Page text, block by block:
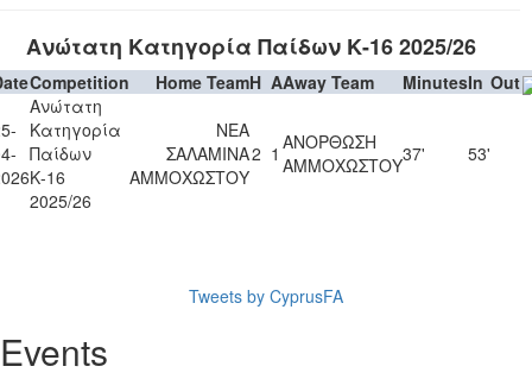
Ανώτατη Κατηγορία Παίδων Κ-16 2025/26
Competition Home TeamH AAway Team MinutesIn Out
Ανώτατη
Κατηγορία
Παίδων
Κ-16
2025/26
ΝΕΑ
ΣΑΛΑΜΙΝΑ
ΑΜΜΟΧΩΣΤΟΥ
2 1 ΑΝΟΡΘΩΣΗ
ΑΜΜΟΧΩΣΤΟΥ37' 53'
Tweets by CyprusFA
Events